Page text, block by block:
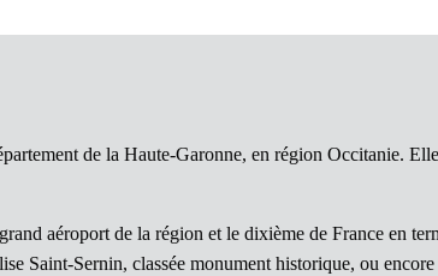
de la Haute-Garonne, en région Occitanie.
aéroport de la région et le dixième de France en
Saint-Sernin, classée monument historique, ou